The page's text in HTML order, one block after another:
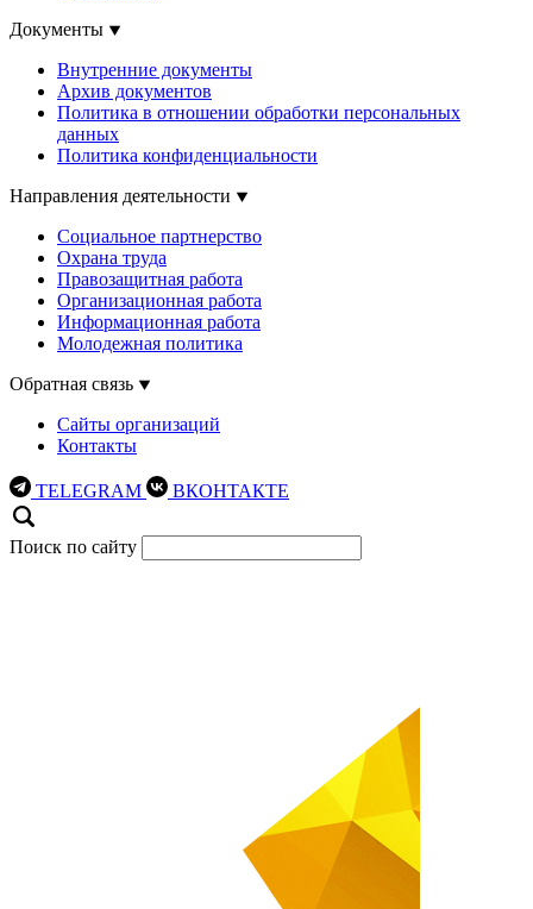
Документы
Внутренние документы
Архив документов
Политика в отношении обработки персональных
данных
Политика конфиденциальности
Направления деятельности
Социальное партнерство
Охрана труда
Правозащитная работа
Организационная работа
Информационная работа
Молодежная политика
Обратная связь
Сайты организаций
Контакты
TELEGRAM ВКОНТАКТЕ
Поиск по сайту